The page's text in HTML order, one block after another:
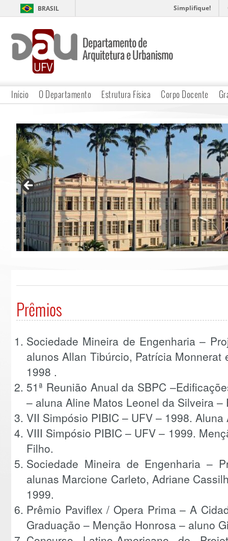
BRASIL Simplifique!
Departamento de
Arquitetura e Urbanismo
Início O Departamento Estrutura Física Corpo Docente
Prêmios
Sociedade Mineira de Engenharia –
alunos Allan Tibúrcio, Patrícia Monnerat
1998 .
51ª Reunião Anual da SBPC
– aluna Aline Matos Leonel da Silveira –
VII Simpósio PIBIC – UFV – 1998.
VIII Simpósio PIBIC – UFV – 1999.
Filho.
Sociedade Mineira de Engenharia –
alunas Marcione Carleto, Adriane
1999.
Prêmio Paviflex / Opera Prima – A
Graduação – Menção Honrosa – aluno